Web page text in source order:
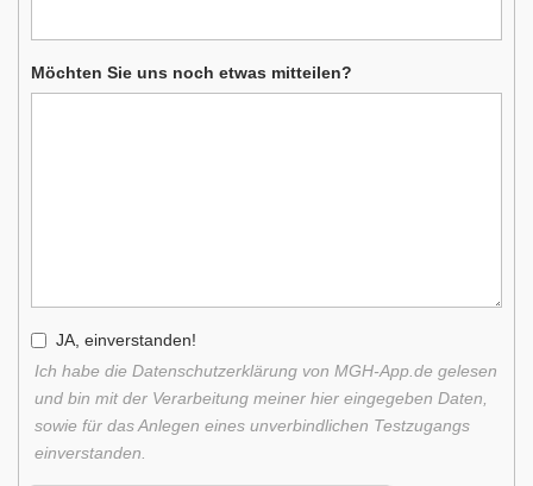
Möchten Sie uns noch etwas mitteilen?
JA, einverstanden!
Ich habe die Datenschutzerklärung von MGH-App.de gelesen
und bin mit der Verarbeitung meiner hier eingegeben Daten,
sowie für das Anlegen eines unverbindlichen Testzugangs
einverstanden.